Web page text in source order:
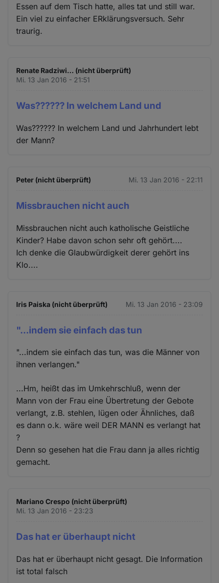
Essen auf dem Tisch hatte, alles tat und still war.
Ein viel zu einfacher ERklärungsversuch. Sehr
traurig.
Renate Radziwi… (nicht überprüft)
Mi. 13 Jan 2016 - 21:51
Was?????? In welchem Land und
Was?????? In welchem Land und Jahrhundert lebt
der Mann?
Peter (nicht überprüft) Mi. 13 Jan 2016 - 22:11
Missbrauchen nicht auch
Missbrauchen nicht auch katholische Geistliche
Kinder? Habe davon schon sehr oft gehört....
Ich denke die Glaubwürdigkeit derer gehört ins
Klo....
Iris Paiska (nicht überprüft) Mi. 13 Jan 2016 - 23:09
"...indem sie einfach das tun
"...indem sie einfach das tun, was die Männer von
ihnen verlangen."
...Hm, heißt das im Umkehrschluß, wenn der
Mann von der Frau eine Übertretung der Gebote
verlangt, z.B. stehlen, lügen oder Ähnliches, daß
es dann o.k. wäre weil DER MANN es verlangt hat
?
Denn so gesehen hat die Frau dann ja alles richtig
gemacht.
Mariano Crespo (nicht überprüft)
Mi. 13 Jan 2016 - 23:23
Das hat er überhaupt nicht
Das hat er überhaupt nicht gesagt. Die Information
ist total falsch